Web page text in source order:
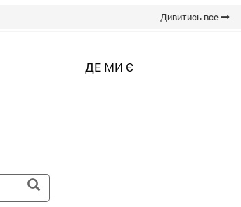
Дивитись все
ДЕ МИ Є